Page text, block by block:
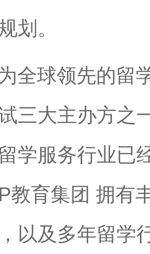
划。
球领先的留
三大主办方之
学服务行业已
教育集团 拥有
以及多年留学